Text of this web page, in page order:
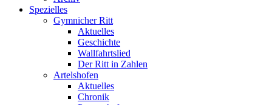
Spezielles
Gymnicher Ritt
Aktuelles
Geschichte
Wallfahrtslied
Der Ritt in Zahlen
Artelshofen
Aktuelles
Chronik